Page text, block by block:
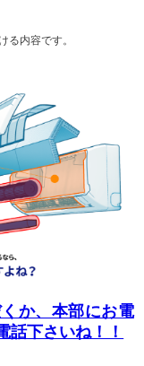
る内容です。
か、本部にお電
話下さいね！！